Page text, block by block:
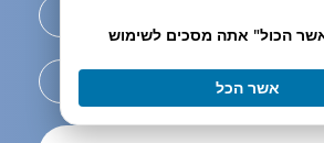
הכול" אתה מסכים לשימוש
אשר הכל